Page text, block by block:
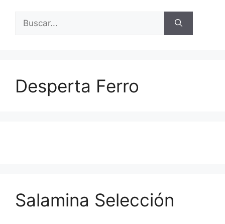
Desperta Ferro
Salamina Selección